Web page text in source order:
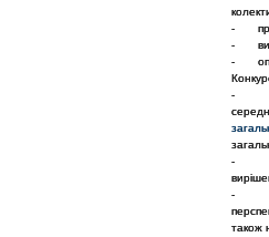
-
-
-
-
-
-
також